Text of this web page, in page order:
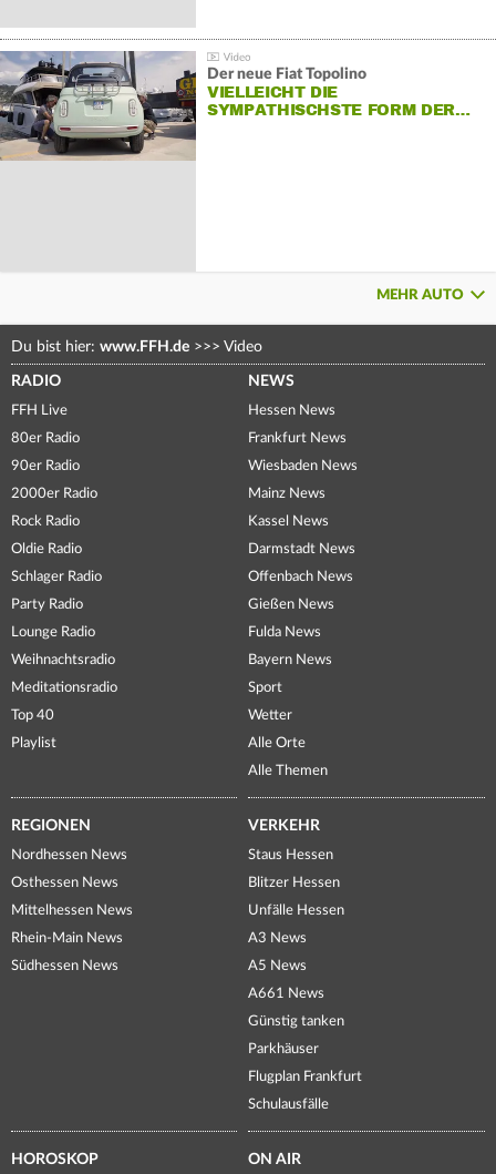
Der neue Fiat Topolino
VIELLEICHT DIE
SYMPATHISCHSTE FORM DER…
MEHR AUTO
Du bist hier: www.FFH.de >>> Video
RADIO
FFH Live
80er Radio
90er Radio
2000er Radio
Rock Radio
Oldie Radio
Schlager Radio
Party Radio
Lounge Radio
Weihnachtsradio
Meditationsradio
Top 40
Playlist
NEWS
Hessen News
Frankfurt News
Wiesbaden News
Mainz News
Kassel News
Darmstadt News
Offenbach News
Gießen News
Fulda News
Bayern News
Sport
Wetter
Alle Orte
Alle Themen
REGIONEN
Nordhessen News
Osthessen News
Mittelhessen News
Rhein-Main News
Südhessen News
VERKEHR
Staus Hessen
Blitzer Hessen
Unfälle Hessen
A3 News
A5 News
A661 News
Günstig tanken
Parkhäuser
Flugplan Frankfurt
Schulausfälle
HOROSKOP ON AIR